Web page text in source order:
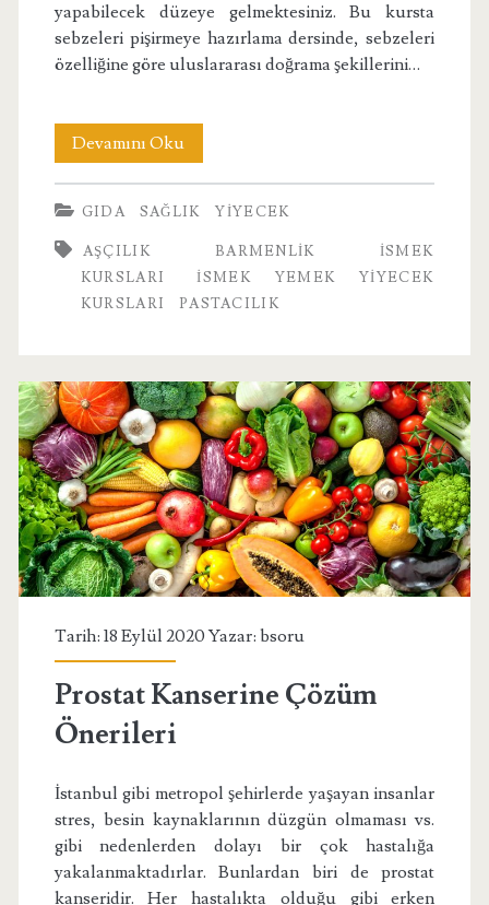
yapabilecek düzeye gelmektesiniz. Bu kursta
sebzeleri pişirmeye hazırlama dersinde, sebzeleri
özelliğine göre uluslararası doğrama şekillerini…
Devamını Okuİsmek
Kurslarında
Yiyecek
Hizmetleri
Kursu
GIDA SAĞLIK YIYECEK
AŞÇILIK BARMENLIK
ISMEK
KURSLARI
ISMEK YEMEK YIYECEK
KURSLARI
PASTACILIK
Tarih: 18 Eylül 2020 Yazar: bsoru
Prostat Kanserine Çözüm
Önerileri
İstanbul gibi metropol şehirlerde yaşayan insanlar
stres, besin kaynaklarının düzgün olmaması vs.
gibi nedenlerden dolayı bir çok hastalığa
yakalanmaktadırlar. Bunlardan biri de prostat
kanseridir. Her hastalıkta olduğu gibi erken